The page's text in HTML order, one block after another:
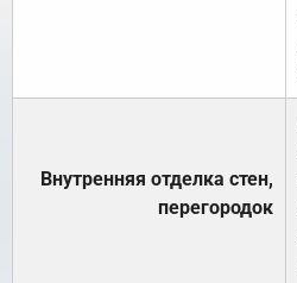
Внутренняя отделка стен,
перегородок